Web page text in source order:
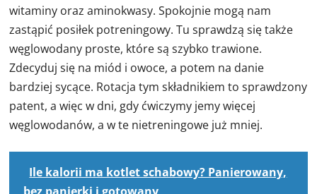
witaminy oraz aminokwasy. Spokojnie mogą nam
zastąpić posiłek potreningowy. Tu sprawdzą się także
węglowodany proste, które są szybko trawione.
Zdecyduj się na miód i owoce, a potem na danie
bardziej sycące. Rotacja tym składnikiem to sprawdzony
patent, a więc w dni, gdy ćwiczymy jemy więcej
węglowodanów, a w te nietreningowe już mniej.
Ile kalorii ma kotlet schabowy? Panierowany,
bez panierki i gotowany